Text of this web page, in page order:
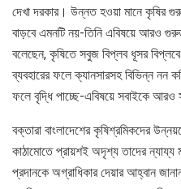
দেখা দরকার। উন্নত হওয়া মানে কৃষির
বাড়বে এমনটি নয়-তিনি এবিষয়ে আরও
বলেছেন, কৃষিতে সবুজ বিপ্লব ধূসর
ব্যবহারের ফলে ক্যানসারসহ বিভিন্ন নন
ফলে বৃদ্ধি পাচ্ছে-এবিষয়ে সবাইকে আরও
বক্তারা বাংলাদেশের কৃষিশ্রমিকদের
কাঠামোতে প্রায়শই অদৃশ্য তাদের ন্যায্য
প্রদানকে অগ্রাধিকার দেয়ার আহ্বান